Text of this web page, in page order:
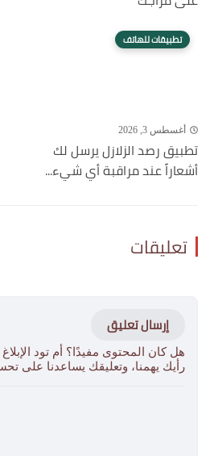
تطبيقات للهاتف
أغسطس 3, 2026
تطبيق رصد الزلازل يرسل لك
أشعاراً عند مراقبة أي شيء...
تعليقات
إرسال تعليق
هل كان المحتوى مفيدًا؟ أم تود
رأيك يهمنا، وتعليقك يساعدنا على